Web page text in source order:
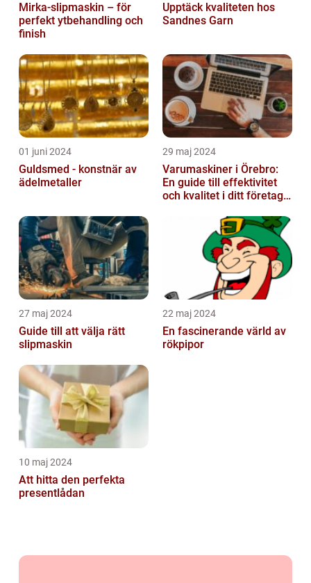
Mirka-slipmaskin – för
perfekt ytbehandling och
finish
Upptäck kvaliteten hos
Sandnes Garn
01 juni 2024
Guldsmed - konstnär av
ädelmetaller
29 maj 2024
Varumaskiner i Örebro:
En guide till effektivitet
och kvalitet i ditt företags
27 maj 2024
Guide till att välja rätt
slipmaskin
22 maj 2024
En fascinerande värld av
rökpipor
10 maj 2024
Att hitta den perfekta
presentlådan